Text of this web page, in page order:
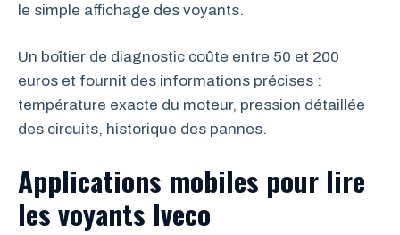
le simple affichage des voyants.
Un boîtier de diagnostic coûte entre 50 et 200
euros et fournit des informations précises :
température exacte du moteur, pression détaillée
des circuits, historique des pannes.
Applications mobiles pour lire
les voyants Iveco